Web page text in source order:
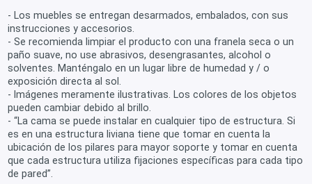
- Los muebles se entregan desarmados, embalados, con sus
instrucciones y accesorios.
- Se recomienda limpiar el producto con una franela seca o un
paño suave, no use abrasivos, desengrasantes, alcohol o
solventes. Manténgalo en un lugar libre de humedad y / o
exposición directa al sol.
- Imágenes meramente ilustrativas. Los colores de los objetos
pueden cambiar debido al brillo.
- “La cama se puede instalar en cualquier tipo de estructura. Si
es en una estructura liviana tiene que tomar en cuenta la
ubicación de los pilares para mayor soporte y tomar en cuenta
que cada estructura utiliza fijaciones específicas para cada tipo
de pared”.